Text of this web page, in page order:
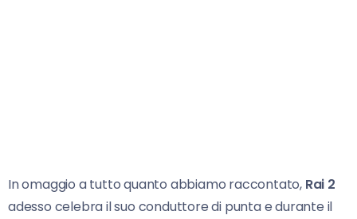
In omaggio a tutto quanto abbiamo raccontato, Rai 2
adesso celebra il suo conduttore di punta e durante il